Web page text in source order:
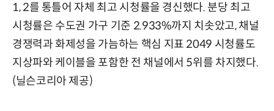
1, 2를 통틀어 자체 최고 시청률을 경신했다. 분당 최고
시청률은 수도권 가구 기준 2.933%까지 치솟았고, 채널
경쟁력과 화제성을 가늠하는 핵심 지표 2049 시청률도
지상파와 케이블을 포함한 전 채널에서 5위를 차지했다.
(닐슨코리아 제공)